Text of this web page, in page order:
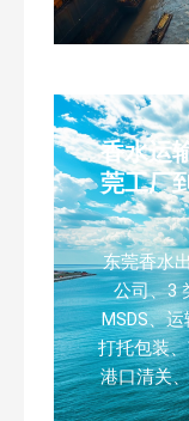
香水运
莞工厂
东莞香水
公司、3
MSDS、
打托包装
港口清关